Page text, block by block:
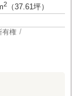
2
（37.61坪）
有権